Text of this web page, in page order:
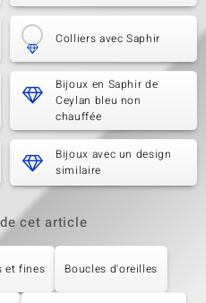
Colliers avec Saphir
Bijoux en Saphir de
Ceylan bleu non
chauffée
Bijoux avec un design
similaire
cet article
et fines Boucles d'oreilles